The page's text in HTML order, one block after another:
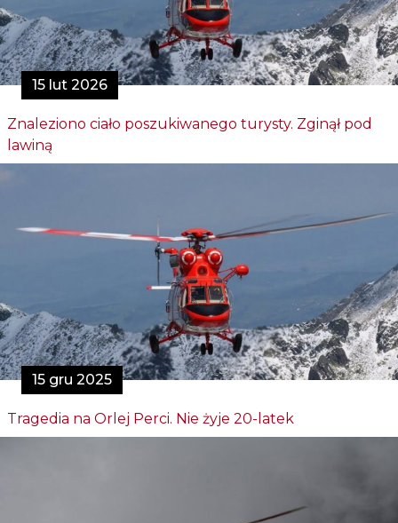
15 lut 2026
Znaleziono ciało poszukiwanego turysty. Zginął pod
lawiną
15 gru 2025
Tragedia na Orlej Perci. Nie żyje 20-latek